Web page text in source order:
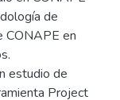
de
CONAPE en
estudio de
Project